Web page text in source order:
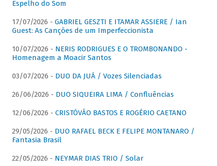
Espelho do Som
17/07/2026 - GABRIEL GESZTI E ITAMAR ASSIERE / Ian
Guest: As Canções de um Imperfeccionista
10/07/2026 - NERIS RODRIGUES E O TROMBONANDO -
Homenagem a Moacir Santos
03/07/2026 - DUO DA JUÁ / Vozes Silenciadas
26/06/2026 - DUO SIQUEIRA LIMA / Confluências
12/06/2026 - CRISTÓVÃO BASTOS E ROGÉRIO CAETANO
29/05/2026 - DUO RAFAEL BECK E FELIPE MONTANARO /
Fantasia Brasil
22/05/2026 - NEYMAR DIAS TRIO / Solar